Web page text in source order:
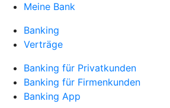
Meine Bank
Banking
Verträge
Banking für Privatkunden
Banking für Firmenkunden
Banking App